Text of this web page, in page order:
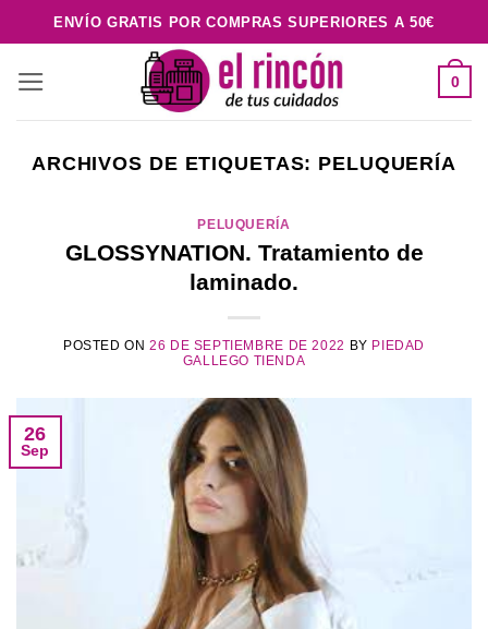
al
contenido
ENVÍO GRATIS POR COMPRAS SUPERIORES A 50€
0
ARCHIVOS DE ETIQUETAS: PELUQUERÍA
PELUQUERÍA
GLOSSYNATION. Tratamiento de
laminado.
POSTED ON26 DE SEPTIEMBRE DE 2022 BY PIEDAD
GALLEGO TIENDA
26
Sep